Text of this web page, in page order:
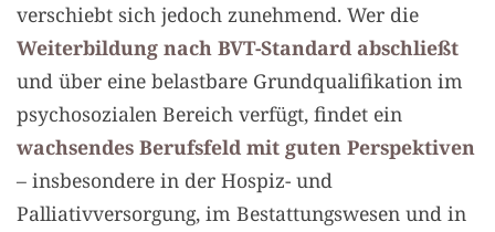
verschiebt sich jedoch zunehmend. Wer die
Weiterbildung nach BVT-Standard abschließt
und über eine belastbare Grundqualifikation im
psychosozialen Bereich verfügt, findet ein
wachsendes Berufsfeld mit guten Perspektiven
– insbesondere in der Hospiz- und
Palliativversorgung, im Bestattungswesen und in